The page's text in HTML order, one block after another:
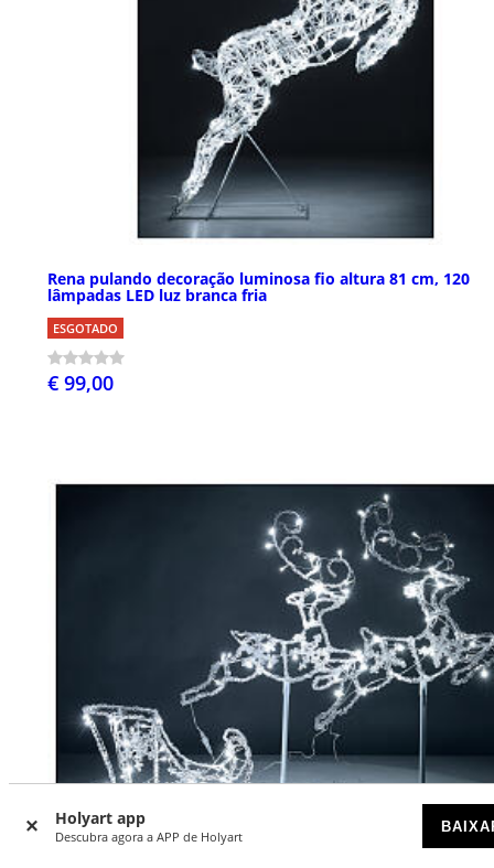
Holyart app
Descubra agora a APP de Holyart
Rena pulando decoração luminosa fio altura 81 cm, 120
lâmpadas LED luz branca fria
ESGOTADO
€ 99,00